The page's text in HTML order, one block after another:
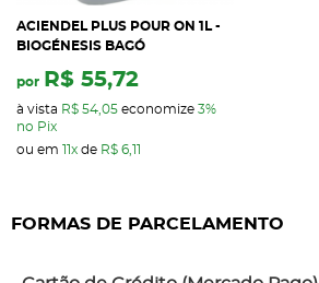
ACIENDEL PLUS POUR ON 1L -
BIOGÉNESIS BAGÓ
por R$ 55,72
à vista R$ 54,05 economize 3%
no Pix
ou em
11x de R$ 6,11
FORMAS DE PARCELAMENTO